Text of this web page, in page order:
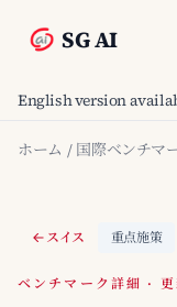
SG AI
English version
ホーム / 国際ベンチマ
スイス 重点施策
ベンチマーク詳細 ·